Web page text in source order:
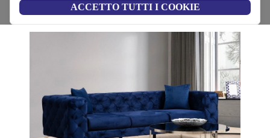
ACCETTO TUTTI I COOKIE
(Raccolta recensioni)